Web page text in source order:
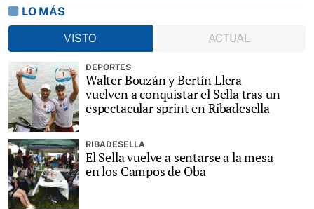
LO MÁS
VISTO
ACTUAL
DEPORTES
Walter Bouzán y Bertín Llera
vuelven a conquistar el Sella tras un
espectacular sprint en Ribadesella
RIBADESELLA
El Sella vuelve a sentarse a la mesa
en los Campos de Oba